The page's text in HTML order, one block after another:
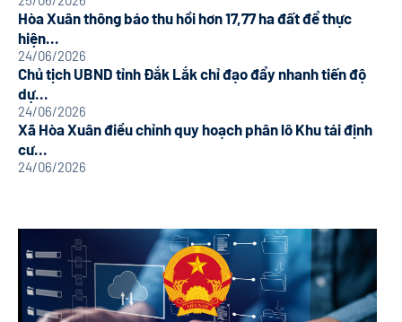
Hòa Xuân thông báo thu hồi hơn 17,77 ha đất để thực
hiện...
24/06/2026
Chủ tịch UBND tỉnh Đắk Lắk chỉ đạo đẩy nhanh tiến độ
dự...
24/06/2026
Xã Hòa Xuân điều chỉnh quy hoạch phân lô Khu tái định
cư...
24/06/2026